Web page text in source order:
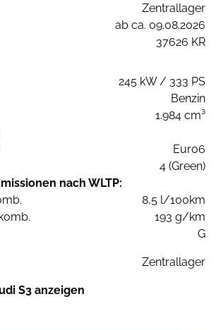
Zentrallager
ab ca. 09.08.2026
37626 KR
245 kW / 333 PS
Benzin
1.984 cm³
Euro6
4 (Green)
nach WLTP:
8,5 l/100km
193 g/km
G
Zentrallager
S3 anzeigen